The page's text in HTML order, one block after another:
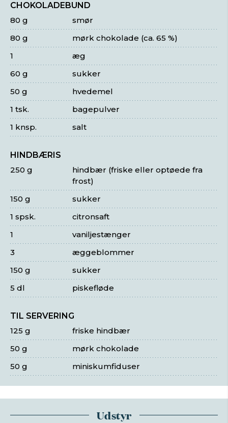
CHOKOLADEBUND
smør
80 g
mørk chokolade (ca. 65 %)
80 g
æg
1
sukker
60 g
hvedemel
50 g
bagepulver
1 tsk.
salt
1 knsp.
HINDBÆRIS
hindbær (friske eller optøede fra
frost)
250 g
sukker
150 g
citronsaft
1 spsk.
vaniljestænger
1
æggeblommer
3
sukker
150 g
piskefløde
5 dl
TIL SERVERING
friske hindbær
125 g
mørk chokolade
50 g
miniskumfiduser
50 g
Udstyr